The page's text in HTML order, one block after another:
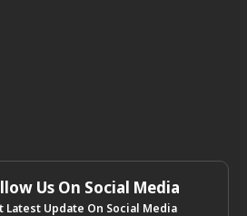
Us On Social Media
Latest Update On Social Media